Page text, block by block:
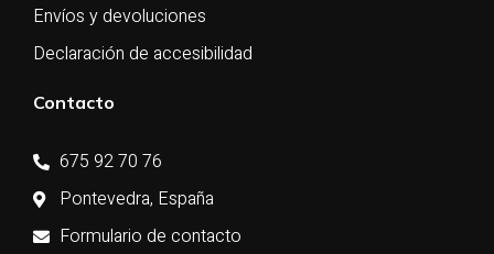
Envíos y devoluciones
Declaración de accesibilidad
Contacto
675 92 70 76
Pontevedra, España
Formulario de contacto